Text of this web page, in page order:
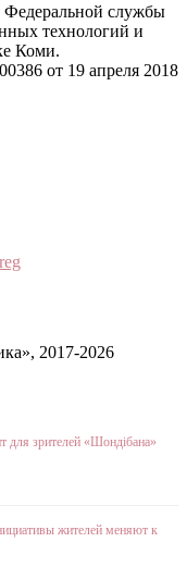
Федеральной службы
технологий и
Коми.
от 19 апреля 2018
2017-2026
для зрителей «Шондібана»
жителей меняют к